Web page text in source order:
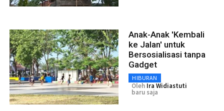
Anak-Anak 'Kembali
ke Jalan' untuk
Bersosialisasi tanpa
Gadget
HIBURAN
Oleh Ira Widiastuti
baru saja